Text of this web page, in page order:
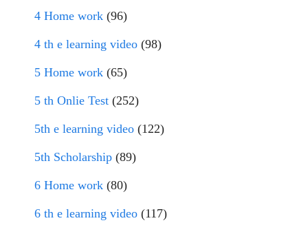
4 Home work (96)
4 th e learning video (98)
5 Home work (65)
5 th Onlie Test (252)
5th e learning video (122)
5th Scholarship (89)
6 Home work (80)
6 th e learning video (117)